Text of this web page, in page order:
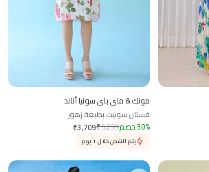
مونك & ماي باي سونيا أناند
فستان سونيت بطبعة زهور
₹3,709₹5,299 30% خصم
يتم الشحن خلال 1 يوم